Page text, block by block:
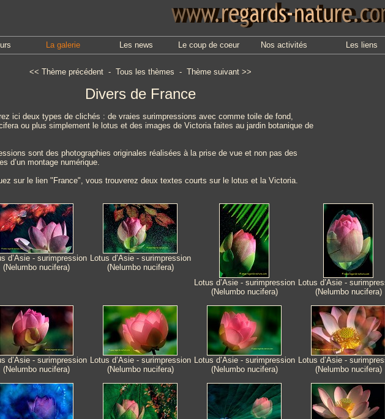
La galerie Les news Le coup de coeur Nos activités Les liens
<< Thème précédent- Tous les thèmes - Thème suivant>>
Divers de France
ici deux types de clichés : de vraies surimpressions avec comme toile de fond,
ou plus simplement le lotus et des images de Victoria faites au jardin botanique de
sont des photographies originales réalisées à la prise de vue et non pas des
d’un montage numérique.
sur le lien "France", vous trouverez deux textes courts sur le lotus et la Victoria.
d’Asie - surimpression
(Nelumbo nucifera)
Lotus d’Asie - surimpression
(Nelumbo nucifera)
Lotus d’Asie - surimpression
(Nelumbo nucifera)
Lotus d’Asie -
(Nelumbo nucifera)
d’Asie - surimpression
(Nelumbo nucifera)
Lotus d’Asie - surimpression
(Nelumbo nucifera)
Lotus d’Asie - surimpression
(Nelumbo nucifera)
Lotus d’Asie -
(Nelumbo nucifera)